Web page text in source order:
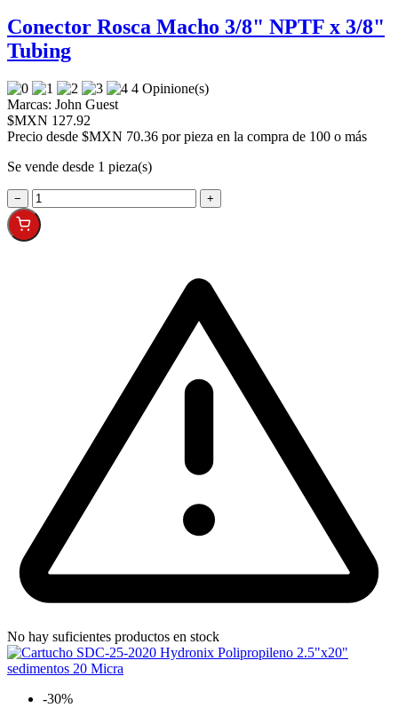
Conector Rosca Macho 3/8" NPTF x 3/8"
Tubing
4 Opinione(s)
Marcas: John Guest
$MXN 127.92
Precio desde $MXN 70.36 por pieza en la compra de 100 o más
Se vende desde 1 pieza(s)
− +
No hay suficientes productos en stock
-30%